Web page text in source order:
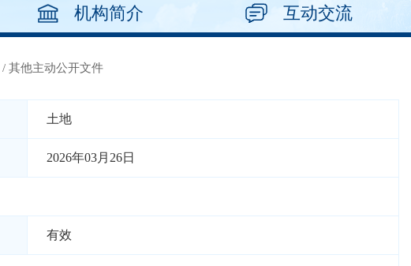
机构简介 互动交流
/ 其他主动公开文件
土地
2026年03月26日
有效